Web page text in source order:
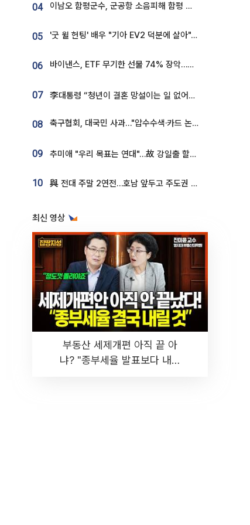
04 이남오 함평군수, 군공항 소음피해 함평 보상 요구
05 '굿 윌 헌팅' 배우 "기아 EV2 덕분에 살아"…교통사고 후 안전성 극찬
06 바이낸스, ETF 무기한 선물 74% 장악…한국 레버리지 ETF 거래 급증 [e가상자산]
07 李대통령 “청년이 결혼 망설이는 일 없어야...제도상 불이익 조사”
08 축구협회, 대국민 사과…"압수수색·카드 논란 사죄, 강도 높은 쇄신"
09 추미애 "우리 목표는 연대"…故 강일출 할머니 흉상 제막
10 與 전대 주말 2연전…호남 앞두고 주도권 다툼
최신 영상
부동산 세제개편 아직 끝 아
냐? "종부세율 발표보다 내릴